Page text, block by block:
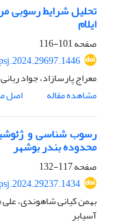
تحلیل شرایط رسوبی
ایلام
صفحه101-116
معراج پارسازاد، جواد
مشاهده مقاله
اصل
رسوب شناسی و
محدوده بندر بوشهر
صفحه117-132
بهمن کیانی شاهوندی،
آسیابر